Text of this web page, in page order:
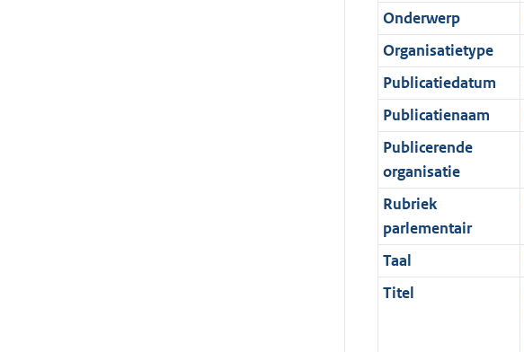
Onderwerp
Organisatietype
Publicatiedatum
Publicatienaam
Publicerende
organisatie
Rubriek
parlementair
Taal
Titel